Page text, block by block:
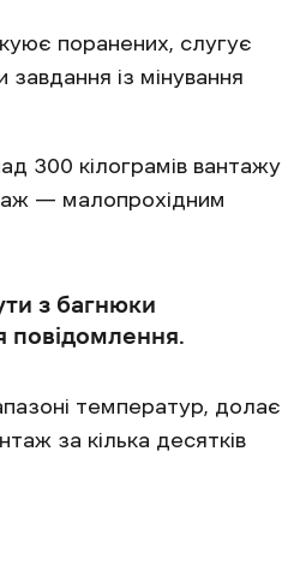
поранених, слугує
із мінування
300 кілограмів вантажу
— малопрохідним
з багнюки
повідомлення.
температур, долає
за кілька десятків